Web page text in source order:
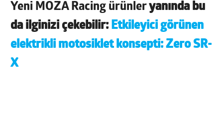
Yeni MOZA Racing ürünleryanında bu
da ilginizi çekebilir: Etkileyici görünen
elektrikli motosiklet konsepti: Zero SR-
X